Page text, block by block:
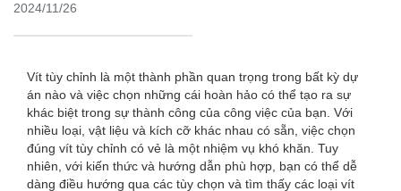
2024/11/26
Vít tùy chỉnh là một thành phần quan trọng trong bất kỳ dự
án nào và việc chọn những cái hoàn hảo có thể tạo ra sự
khác biệt trong sự thành công của công việc của bạn. Với
nhiều loại, vật liệu và kích cỡ khác nhau có sẵn, việc chọn
đúng vít tùy chỉnh có vẻ là một nhiệm vụ khó khăn. Tuy
nhiên, với kiến ​​thức và hướng dẫn phù hợp, bạn có thể dễ
dàng điều hướng qua các tùy chọn và tìm thấy các loại vít